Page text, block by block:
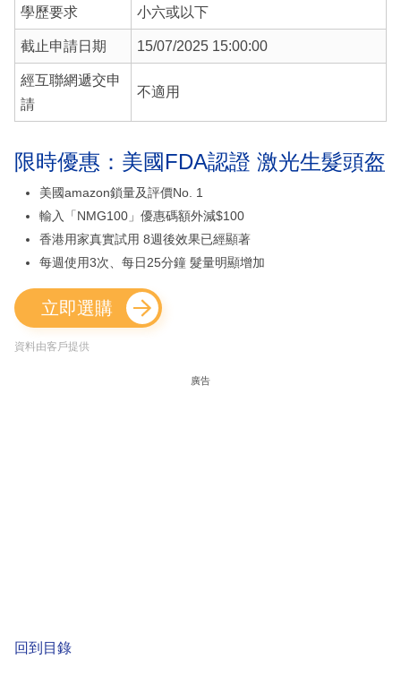
學歷要求 小六或以下
截止申請日期 15/07/2025 15:00:00
經互聯網遞交申
請
不適用
限時優惠：美國FDA認證 激光生髮頭盔
美國amazon鎖量及評價No. 1
輸入「NMG100」優惠碼額外減$100
香港用家真實試用 8週後效果已經顯著
每週使用3次、每日25分鐘 髮量明顯增加
立即選購
資料由客戶提供
廣告
回到目錄